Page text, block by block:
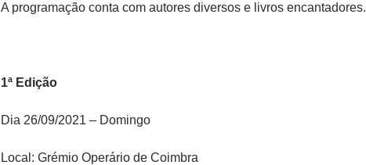
A programação conta com autores diversos e livros encantadores.
1ª Edição
Dia 26/09/2021 – Domingo
Local: Grémio Operário de Coimbra